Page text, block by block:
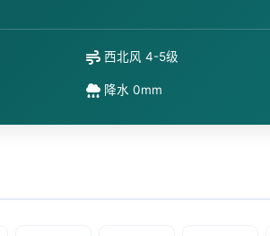
西北风 4-5级
降水 0mm